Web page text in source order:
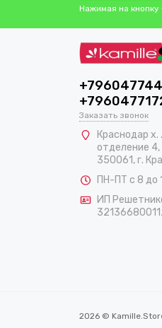
Нажимая на кнопку
Заказать звонок
Краснодар
отделение 4,
350061, г.
ПН-ПТ с 8 до
ИП
2026 ©